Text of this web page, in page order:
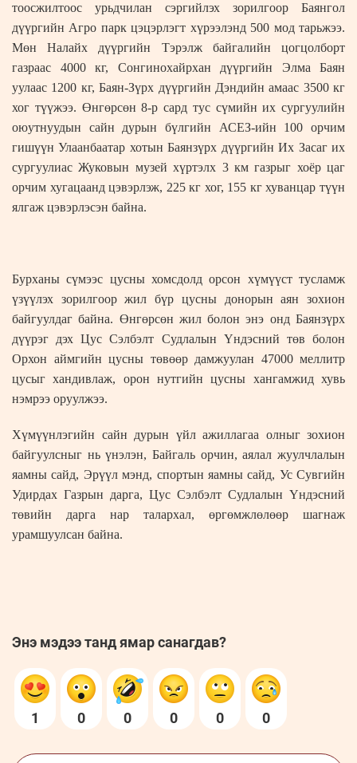
тоосжилтоос урьдчилан сэргийлэх зорилгоор Баянгол
дүүргийн Агро парк цэцэрлэгт хүрээлэнд 500 мод тарьжээ.
Мөн Налайх дүүргийн Тэрэлж байгалийн цогцолборт
газраас 4000 кг, Сонгинохайрхан дүүргийн Элма Баян
уулаас 1200 кг, Баян-Зүрх дүүргийн Дэндийн амаас 3500 кг
хог түүжээ. Өнгөрсөн 8-р сард тус сүмийн их сургуулийн
оюутнуудын сайн дурын бүлгийн АСЕЗ-ийн 100 орчим
гишүүн Улаанбаатар хотын Баянзүрх дүүргийн Их Засаг их
сургуулиас Жуковын музей хүртэлх 3 км газрыг хоёр цаг
орчим хугацаанд цэвэрлэж, 225 кг хог, 155 кг хуванцар түүн
ялгаж цэвэрлэсэн байна.
Бурханы сүмээс цусны хомсдолд орсон хүмүүст тусламж
үзүүлэх зорилгоор жил бүр цусны донорын аян зохион
байгуулдаг байна. Өнгөрсөн жил болон энэ онд Баянзүрх
дүүрэг дэх Цус Сэлбэлт Судлалын Үндэсний төв болон
Орхон аймгийн цусны төвөөр дамжуулан 47000 меллитр
цусыг хандивлаж, орон нутгийн цусны хангамжид хувь
нэмрээ оруулжээ.
Хүмүүнлэгийн сайн дурын үйл ажиллагаа олныг зохион
байгуулсныг нь үнэлэн, Байгаль орчин, аялал жуулчлалын
яамны сайд, Эрүүл мэнд, спортын яамны сайд, Ус Сувгийн
Удирдах Газрын дарга, Цус Сэлбэлт Судлалын Үндэсний
төвийн дарга нар талархал, өргөмжлөлөөр шагнаж
урамшуулсан байна.
Энэ мэдээ танд ямар санагдав?
1 0 0 0 0 0